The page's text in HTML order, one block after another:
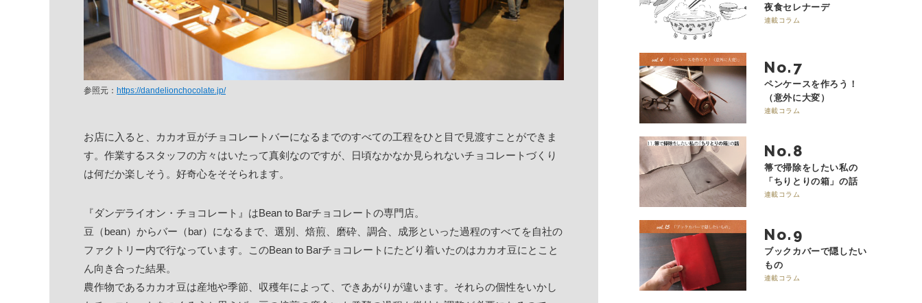
参照元： https://dandelionchocolate.jp/
お店に入ると、カカオ豆がチョコレートバーになるまでのすべての工程をひと目で見渡すことができま
す。作業するスタッフの方々はいたって真剣なのですが、日頃なかなか見られないチョコレートづくり
は何だか楽しそう。好奇心をそそられます。
『ダンデライオン・チョコレート』はBean to Barチョコレートの専門店。
豆（bean）からバー（bar）になるまで、選別、焙煎、磨砕、調合、成形といった過程のすべてを自社の
ファクトリー内で行なっています。このBean to Barチョコレートにたどり着いたのはカカオ豆にとこと
ん向き合った結果。
農作物であるカカオ豆は産地や季節、収穫年によって、できあがりが違います。それらの個性をいかし
夜食セレナーデ
連載コラム
No.
ペンケースを作ろう！
（意外に大変）
連載コラム
No.
箒で掃除をしたい私の
「ちりとりの箱」の話
連載コラム
No.
ブックカバーで隠したい
もの
連載コラム